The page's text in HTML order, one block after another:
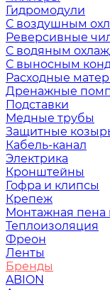
Гидромодули
С воздушным
Реверсивные
С водяным
С выносным
Расходные
Дренажные
Подставки
Медные трубы
Защитные
Кабель-канал
Электрика
Кронштейны
Гофра и клипсы
Крепеж
Монтажная пена
Теплоизоляция
Фреон
Ленты
Бренды
ABION